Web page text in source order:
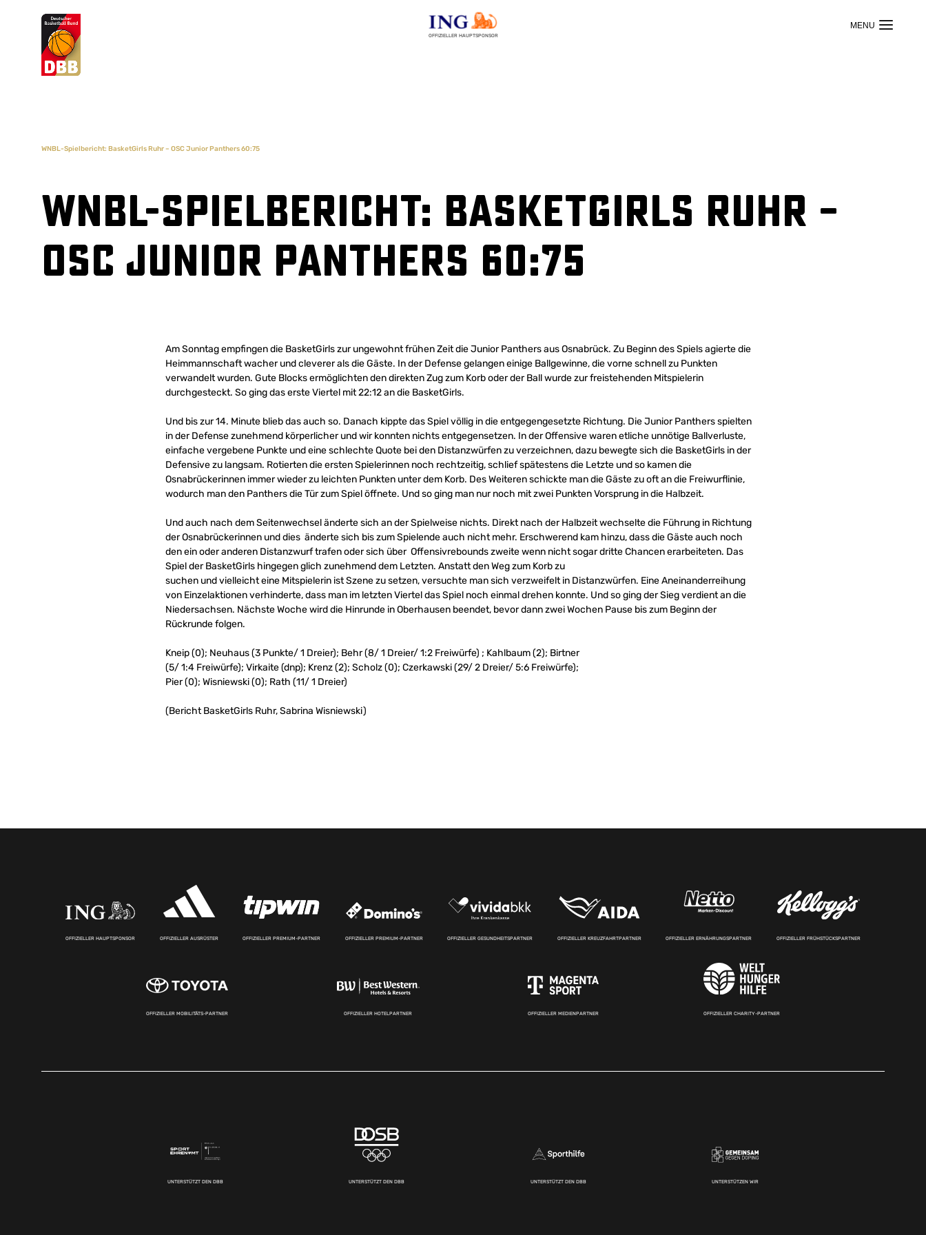
OFFIZIELLER HAUPTSPONSOR
Suchvorschläge
WNBL-Spielbericht: BasketGirls Ruhr – OSC Junior Panthers 60:75
WNBL-Spielbericht: BasketGirls Ruhr –
OSC Junior Panthers 60:75
Am Sonntag empfingen die BasketGirls zur ungewohnt frühen Zeit die Junior Panthers aus Osnabrück. Zu Beginn des Spiels agierte die
Heimmannschaft wacher und cleverer als die Gäste. In der Defense gelangen einige Ballgewinne, die vorne schnell zu Punkten
verwandelt wurden. Gute Blocks ermöglichten den direkten Zug zum Korb oder der Ball wurde zur freistehenden Mitspielerin
durchgesteckt. So ging das erste Viertel mit 22:12 an die BasketGirls.
Und bis zur 14. Minute blieb das auch so. Danach kippte das Spiel völlig in die entgegengesetzte Richtung. Die Junior Panthers spielten
in der Defense zunehmend körperlicher und wir konnten nichts entgegensetzen. In der Offensive waren etliche unnötige Ballverluste,
einfache vergebene Punkte und eine schlechte Quote bei den Distanzwürfen zu verzeichnen, dazu bewegte sich die BasketGirls in der
Defensive zu langsam. Rotierten die ersten Spielerinnen noch rechtzeitig, schlief spätestens die Letzte und so kamen die
Osnabrückerinnen immer wieder zu leichten Punkten unter dem Korb. Des Weiteren schickte man die Gäste zu oft an die Freiwurflinie,
wodurch man den Panthers die Tür zum Spiel öffnete. Und so ging man nur noch mit zwei Punkten Vorsprung in die Halbzeit.
Und auch nach dem Seitenwechsel änderte sich an der Spielweise nichts. Direkt nach der Halbzeit wechselte die Führung in Richtung
der Osnabrückerinnen und dies änderte sich bis zum Spielende auch nicht mehr. Erschwerend kam hinzu, dass die Gäste auch noch
den ein oder anderen Distanzwurf trafen oder sich über Offensivrebounds zweite wenn nicht sogar dritte Chancen erarbeiteten. Das
Spiel der BasketGirls hingegen glich zunehmend dem Letzten. Anstatt den Weg zum Korb zu
suchen und vielleicht eine Mitspielerin ist Szene zu setzen, versuchte man sich verzweifelt in Distanzwürfen. Eine Aneinanderreihung
von Einzelaktionen verhinderte, dass man im letzten Viertel das Spiel noch einmal drehen konnte. Und so ging der Sieg verdient an die
Niedersachsen. Nächste Woche wird die Hinrunde in Oberhausen beendet, bevor dann zwei Wochen Pause bis zum Beginn der
Rückrunde folgen.
Kneip (0); Neuhaus (3 Punkte/ 1 Dreier); Behr (8/ 1 Dreier/ 1:2 Freiwürfe) ; Kahlbaum (2); Birtner
(5/ 1:4 Freiwürfe); Virkaite (dnp); Krenz (2); Scholz (0); Czerkawski (29/ 2 Dreier/ 5:6 Freiwürfe);
Pier (0); Wisniewski (0); Rath (11/ 1 Dreier)
(Bericht BasketGirls Ruhr, Sabrina Wisniewski)
OFFIZIELLER HAUPTSPONSOR OFFIZIELLER AUSRÜSTER OFFIZIELLER PREMIUM-PARTNER OFFIZIELLER PREMIUM-PARTNER OFFIZIELLER GESUNDHEITSPARTNER OFFIZIELLER KREUZFAHRTPARTNER OFFIZIELLER ERNÄHRUNGSPARTNER OFFIZIELLER FRÜHSTÜCKSPARTNER
OFFIZIELLER MOBILITÄTS-PARTNER OFFIZIELLER HOTELPARTNER OFFIZIELLER MEDIENPARTNER OFFIZIELLER CHARITY-PARTNER
UNTERSTÜTZT DEN DBB UNTERSTÜTZT DEN DBB UNTERSTÜTZT DEN DBB UNTERSTÜTZEN WIR